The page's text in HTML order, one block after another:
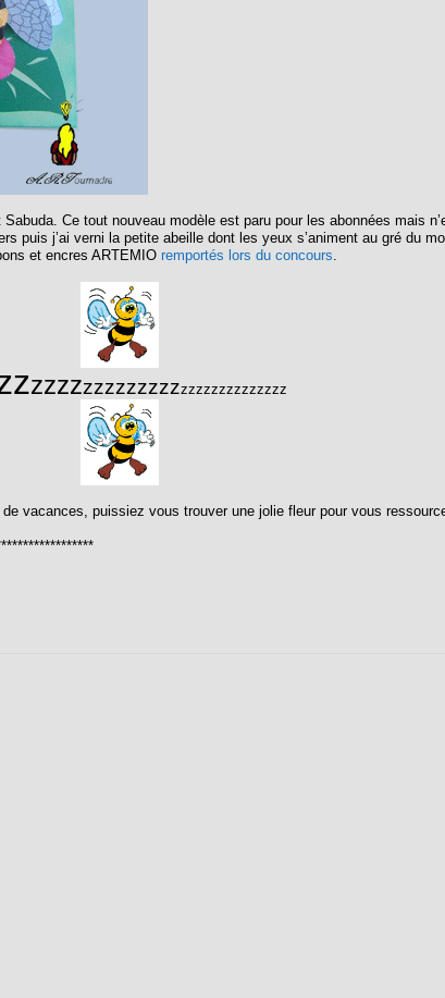
Ce tout nouveau modèle est paru pour les abonnées mais
puis j’ai verni la petite abeille dont les yeux s’animent au gré du
et encres ARTEMIO remportés lors du concours.
zzzzzzzzzzzzzzzzzzzzzzzzzzz
vacances, puissiez vous trouver une jolie fleur pour vous